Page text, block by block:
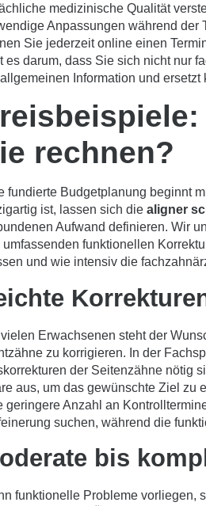
medizinische Qualität
Anpassungen während
Sie jederzeit online einen
es darum, dass Sie sich nicht nur
Information und
rechnen?
fundierte Budgetplanung beginnt
ist, lassen sich die aligner
Aufwand definieren. Wir
umfassenden funktionellen
und wie intensiv die
Erwachsenen steht der
zu korrigieren. In der
der Seitenzähne nötig
aus, um das gewünschte Ziel zu
geringere Anzahl an
suchen, während die
bis
funktionelle Probleme vorliegen,